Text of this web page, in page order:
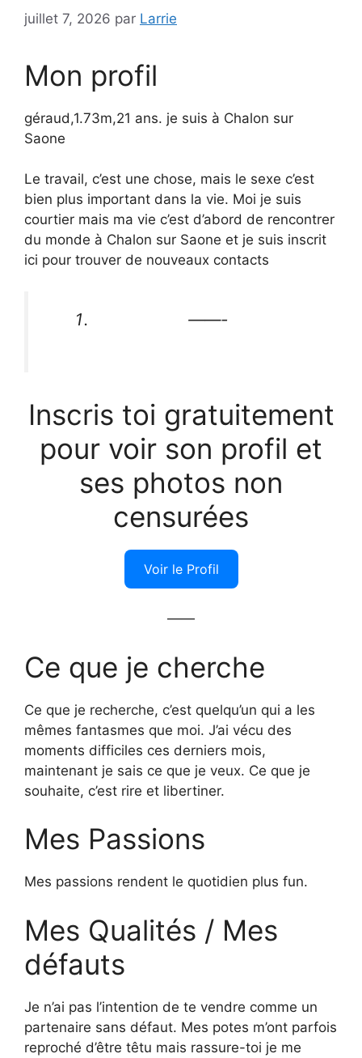
juillet 7, 2026 par Larrie
Mon profil
géraud,1.73m,21 ans. je suis à Chalon sur
Saone
Le travail, c’est une chose, mais le sexe c’est
bien plus important dans la vie. Moi je suis
courtier mais ma vie c’est d’abord de rencontrer
du monde à Chalon sur Saone et je suis inscrit
ici pour trouver de nouveaux contacts
——-
Inscris toi gratuitement
pour voir son profil et
ses photos non
censurées
Voir le Profil
——
Ce que je cherche
Ce que je recherche, c’est quelqu’un qui a les
mêmes fantasmes que moi. J’ai vécu des
moments difficiles ces derniers mois,
maintenant je sais ce que je veux. Ce que je
souhaite, c’est rire et libertiner.
Mes Passions
Mes passions rendent le quotidien plus fun.
Mes Qualités / Mes
défauts
Je n’ai pas l’intention de te vendre comme un
partenaire sans défaut. Mes potes m’ont parfois
reproché d’être têtu mais rassure-toi je me